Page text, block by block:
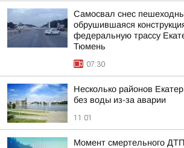
Самосвал снес
обрушившаяся
федеральную трассу
Тюмень
07:30
Несколько районов
без воды из-за аварии
11:01
Момент смертельного